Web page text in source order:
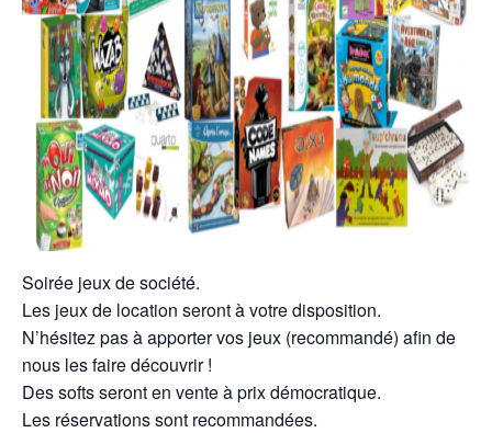
Soirée jeux de société.
Les jeux de location seront à votre disposition.
N’hésitez pas à apporter vos jeux (recommandé) afin de
nous les faire découvrir !
Des softs seront en vente à prix démocratique.
Les réservations sont recommandées.